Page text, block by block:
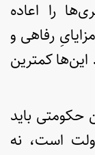
را اعاده
رفاهی و
این‌ها کمترین
حکومتی باید
است، نه